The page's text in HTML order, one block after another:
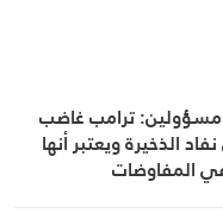
ترامب غاضب
الذخيرة ويعتبر أنها
المفاوضات